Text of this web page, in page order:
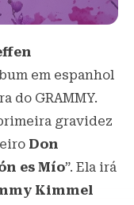
em espanhol
do GRAMMY.
gravidez
Don
es Mío”. Ela irá
Kimmel